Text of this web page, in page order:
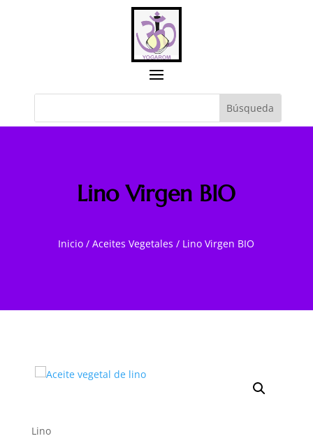
Lino Virgen BIO
Inicio /Aceites Vegetales / Lino Virgen BIO
Lino